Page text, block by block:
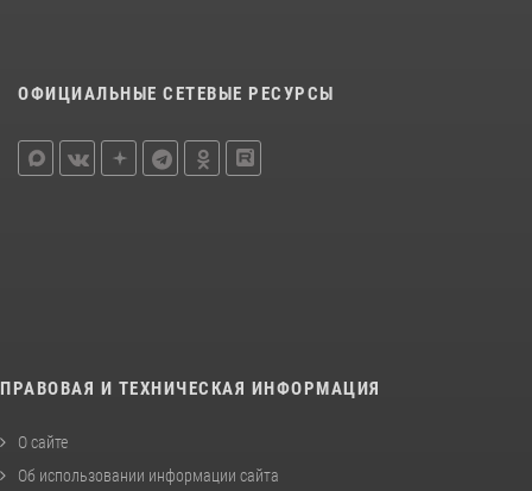
ОФИЦИАЛЬНЫЕ СЕТЕВЫЕ РЕСУРСЫ
ПРАВОВАЯ И ТЕХНИЧЕСКАЯ ИНФОРМАЦИЯ
О сайте
Об использовании информации сайта